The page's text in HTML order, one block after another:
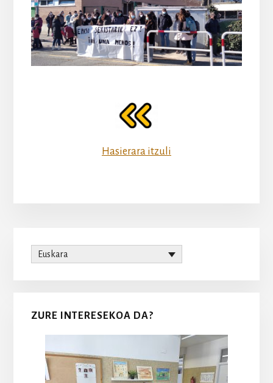
Hasierara itzuli
Primary
Sidebar
Euskara
ZURE INTERESEKOA DA?